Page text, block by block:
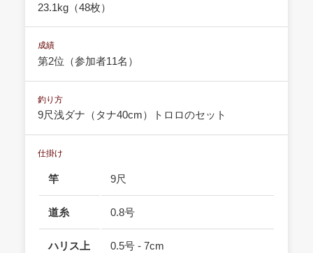
23.1kg（48枚）
成績
第2位（参加者11名）
釣り方
9尺浅ダナ（タナ40cm）トロロのセット
仕掛け
竿 9尺
道糸 0.8号
ハリス上 0.5号 - 7cm